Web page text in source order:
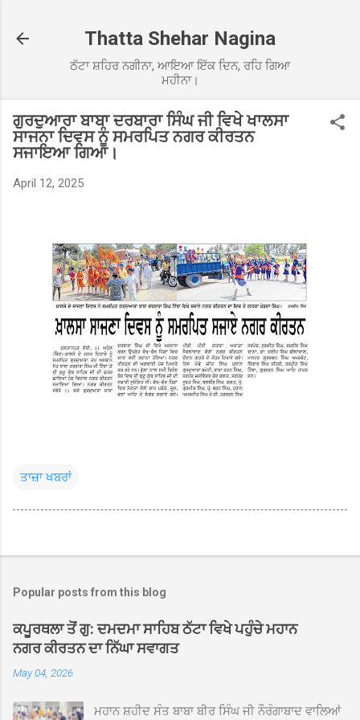
Thatta Shehar Nagina
ਠੱਟਾ ਸ਼ਹਿਰ ਨਗੀਨਾ, ਆਇਆ ਇੱਕ ਦਿਨ, ਰਹਿ ਗਿਆ
ਮਹੀਨਾ।
ਗੁਰਦੁਆਰਾ ਬਾਬਾ ਦਰਬਾਰਾ ਸਿੰਘ ਜੀ ਵਿਖੇ ਖਾਲਸਾ
ਸਾਜਨਾ ਦਿਵਸ ਨੂੰ ਸਮਰਪਿਤ ਨਗਰ ਕੀਰਤਨ
ਸਜਾਇਆ ਗਿਆ।
April 12, 2025
ਤਾਜ਼ਾ ਖਬਰਾਂ
Popular posts from this blog
ਕਪੂਰਥਲਾ ਤੋਂ ਗੁ: ਦਮਦਮਾ ਸਾਹਿਬ ਠੱਟਾ ਵਿਖੇ ਪਹੁੰਚੇ ਮਹਾਨ
ਨਗਰ ਕੀਰਤਨ ਦਾ ਨਿੱਘਾ ਸਵਾਗਤ
May 04, 2026
ਮਹਾਨ ਸ਼ਹੀਦ ਸੰਤ ਬਾਬਾ ਬੀਰ ਸਿੰਘ ਜੀ ਨੌਰੰਗਾਬਾਦ ਵਾਲਿਆਂ